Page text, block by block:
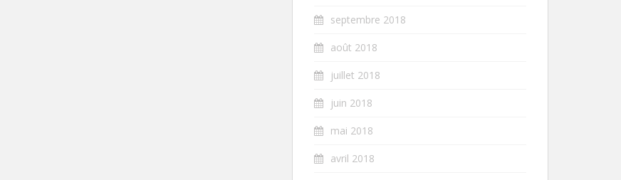
septembre 2018
août 2018
juillet 2018
juin 2018
mai 2018
avril 2018